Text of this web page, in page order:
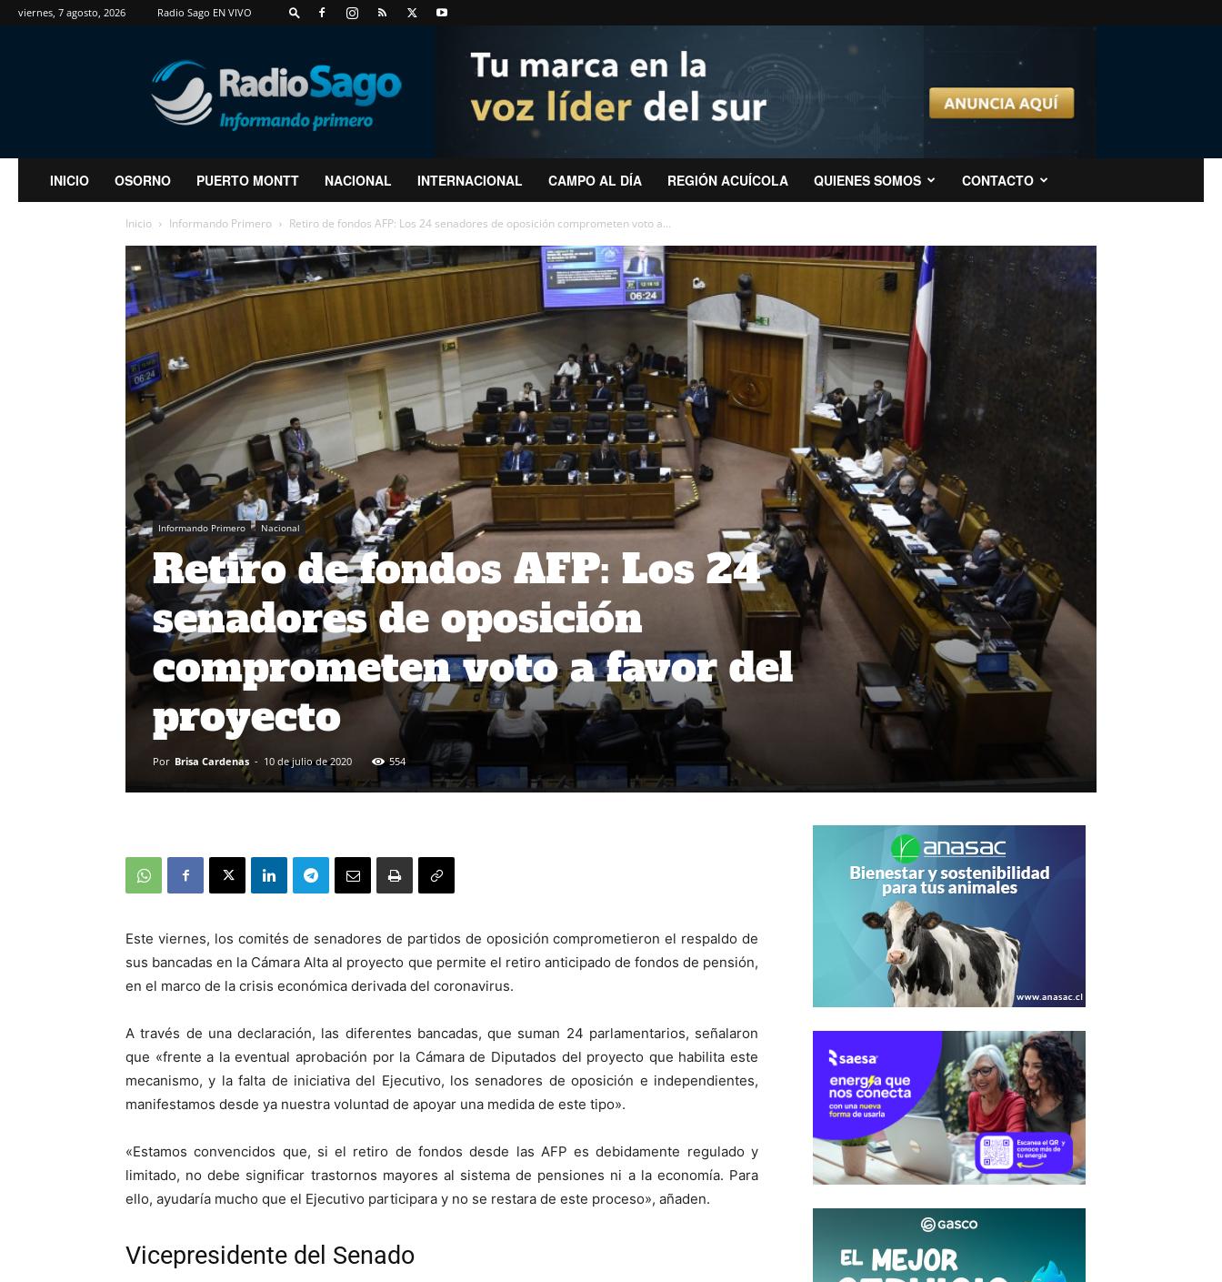
viernes, 7 agosto, 2026 Radio Sago EN VIVO
RadioSago
INICIO OSORNO PUERTO MONTT NACIONAL INTERNACIONAL CAMPO AL DÍA REGIÓN ACUÍCOLA QUIENES SOMOS CONTACTO
Inicio Informando Primero Retiro de fondos AFP: Los 24 senadores de oposición comprometen voto a...
Informando Primero Nacional
Retiro de fondos AFP: Los 24
senadores de oposición
comprometen voto a favor del
proyecto
Por Brisa Cardenas - 10 de julio de 2020 554
Este viernes, los comités de senadores de partidos de oposición comprometieron el respaldo de
sus bancadas en la Cámara Alta al proyecto que permite el retiro anticipado de fondos de pensión,
en el marco de la crisis económica derivada del coronavirus.
A través de una declaración, las diferentes bancadas, que suman 24 parlamentarios, señalaron
que «frente a la eventual aprobación por la Cámara de Diputados del proyecto que habilita este
mecanismo, y la falta de iniciativa del Ejecutivo, los senadores de oposición e independientes,
manifestamos desde ya nuestra voluntad de apoyar una medida de este tipo».
«Estamos convencidos que, si el retiro de fondos desde las AFP es debidamente regulado y
limitado, no debe significar trastornos mayores al sistema de pensiones ni a la economía. Para
ello, ayudaría mucho que el Ejecutivo participara y no se restara de este proceso», añaden.
Vicepresidente del Senado